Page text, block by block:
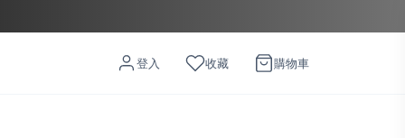
登入 收藏 購物車